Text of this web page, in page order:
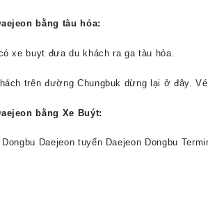
bằng tàu hỏa:
xe buyt đưa du khách ra ga tàu hỏa.
trên đường Chungbuk dừng lại ở đây.
bằng Xe Buýt:
Daejeon tuyến Daejeon Dongbu